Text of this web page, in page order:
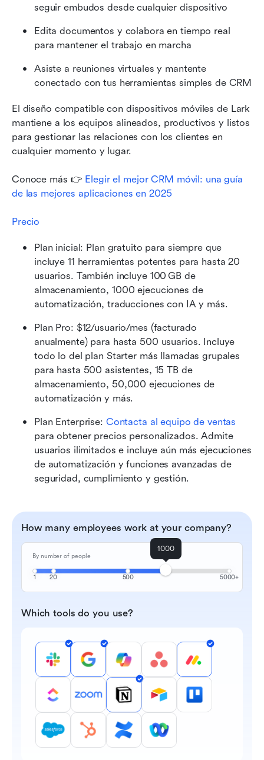
seguir embudos desde cualquier dispositivo
Edita documentos y colabora en tiempo real
para mantener el trabajo en marcha
Asiste a reuniones virtuales y mantente
conectado con tus herramientas simples de CRM
El diseño compatible con dispositivos móviles de Lark
mantiene a los equipos alineados, productivos y listos
para gestionar las relaciones con los clientes en
cualquier momento y lugar.
Conoce más 👉 Elegir el mejor CRM móvil: una guía
de las mejores aplicaciones en 2025
Precio
Plan inicial: Plan gratuito para siempre que
incluye 11 herramientas potentes para hasta 20
usuarios. También incluye 100 GB de
almacenamiento, 1000 ejecuciones de
automatización, traducciones con IA y más.
Plan Pro: $12/usuario/mes (facturado
anualmente) para hasta 500 usuarios. Incluye
todo lo del plan Starter más llamadas grupales
para hasta 500 asistentes, 15 TB de
almacenamiento, 50,000 ejecuciones de
automatización y más.
Plan Enterprise: Contacta al equipo de ventas
para obtener precios personalizados. Admite
usuarios ilimitados e incluye aún más ejecuciones
de automatización y funciones avanzadas de
seguridad, cumplimiento y gestión.
How many employees work at your company?
By number of people
1 20 500 5000+
1000
Which tools do you use?